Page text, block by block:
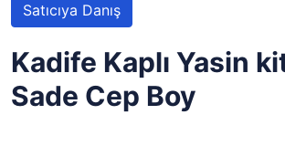
Satıcıya Danış
Kadife Kaplı Yasin
Sade Cep Boy